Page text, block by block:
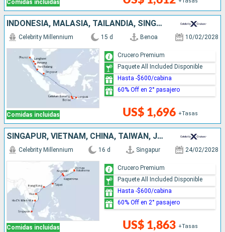
Comidas incluidas
INDONESIA, MALASIA, TAILANDIA, SINGAPUR
Comidas incluidas
Celebrity Millennium 15 d Benoa 10/02/2028
US$ 1,696 +Tasas
Crucero Premium
Paquete All Included Disponible
Hasta -$600/cabina
60% Off en 2° pasajero
SINGAPUR, VIETNAM, CHINA, TAIWÁN, JAPÓN
Comidas incluidas
Celebrity Millennium 16 d Singapur 24/02/2028
US$ 1,863 +Tasas
Crucero Premium
Paquete All Included Disponible
Hasta -$600/cabina
60% Off en 2° pasajero